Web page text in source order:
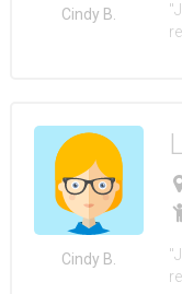
Cindy B.
Cindy B.